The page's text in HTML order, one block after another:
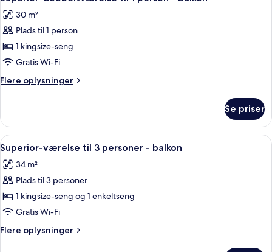
alle
billeder
af
Superior-
dobbeltværelse
til
1
-
balkon
30 m²
Plads til 1 person
1 kingsize-seng
Gratis Wi-Fi
Flere oplysninger
Flere
dobbeltværelse
til
1
person
balkon
Se priser
Indlæs
alle
billeder
af
Superior-
værelse
til
3
Et moderne hotelværelse med en
6
Superior-værelse til 3 personer - balkon
34 m²
Plads til 3 personer
1 kingsize-seng og 1 enkeltseng
Gratis Wi-Fi
Flere oplysninger
Flere